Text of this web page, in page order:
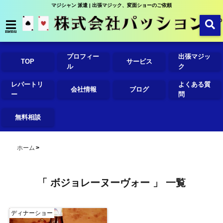
マジシャン 派遣 | 出張マジック、変面ショーのご依頼
menu
TOP
プロフィー
ル
サービス
出張マジッ
ク
レパートリ
ー
会社情報 ブログ
よくある質
問
無料相談
ホーム
「 ボジョレーヌーヴォー 」 一覧
ディナーショー